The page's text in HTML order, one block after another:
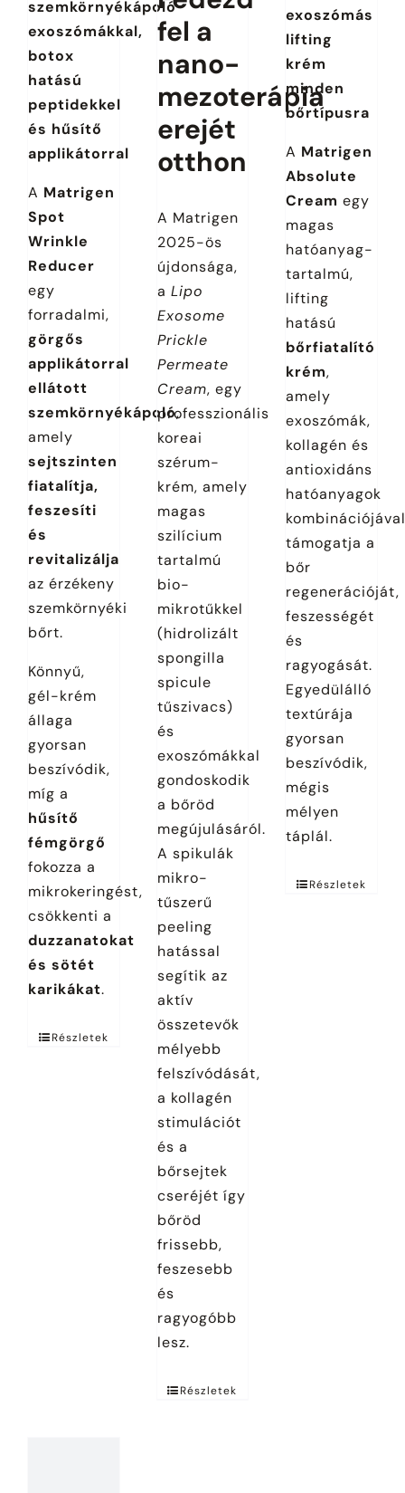
szemkörnyékápoló
exoszómákkal,
botox
hatású
peptidekkel
és hűsítő
applikátorral
A Matrigen
Spot
Wrinkle
Reducer
egy
forradalmi,
görgős
applikátorral
ellátott
szemkörnyékápoló,
amely
sejtszinten
fiatalítja,
feszesíti
és
revitalizálja
az érzékeny
szemkörnyéki
bőrt.
Könnyű,
gél-krém
állaga
gyorsan
beszívódik,
míg a
hűsítő
fémgörgő
fokozza a
mikrokeringést,
csökkenti a
duzzanatokat
és sötét
karikákat.
Részletek
fel a
nano-
mezoterápia
erejét
otthon
A Matrigen
2025-ös
újdonsága,
a Lipo
Exosome
Prickle
Permeate
Cream, egy
professzionális
koreai
szérum-
krém, amely
magas
szilícium
tartalmú
bio-
mikrotűkkel
(hidrolizált
spongilla
spicule
tűszivacs)
és
exoszómákkal
gondoskodik
a bőröd
megújulásáról.
A spikulák
mikro-
tűszerű
peeling
hatással
segítik az
aktív
összetevők
mélyebb
felszívódását,
a kollagén
stimulációt
és a
bőrsejtek
cseréjét így
bőröd
frissebb,
feszesebb
és
ragyogóbb
lesz.
Részletek
exoszómás
lifting
krém
minden
bőrtípusra
A Matrigen
Absolute
Cream egy
magas
hatóanyag-
tartalmú,
lifting
hatású
bőrfiatalító
krém,
amely
exoszómák,
kollagén és
antioxidáns
hatóanyagok
támogatja a
bőr
regenerációját,
feszességét
és
ragyogását.
Egyedülálló
textúrája
gyorsan
beszívódik,
mégis
mélyen
táplál.
Részletek